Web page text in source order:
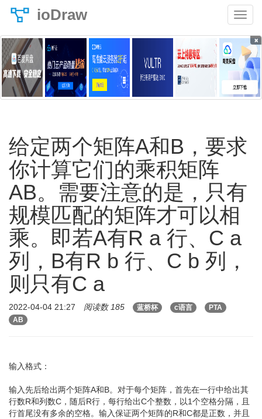
ioDraw
×
给定两个矩阵A和B，要求
你计算它们的乘积矩阵
AB。需要注意的是，只有
规模匹配的矩阵才可以相
乘。即若A有R a​ 行、C a​
列，B有R b​ 行、C b​ 列，
则只有C a
2022-04-04 21:27 阅读数 185 蓝桥杯 c语言
PTA
AB
输入格式：
输入先后给出两个矩阵A和B。对于每个矩阵，首先在一行中给出其
行数R和列数C，随后R行，每行给出C个整数，以1个空格分隔，且
行首尾没有多余的空格。输入保证两个矩阵的R和C都是正数，并且